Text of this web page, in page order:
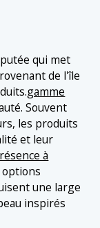
qui met
de l'île
gamme
Souvent
les produits
et leur
à
une large
inspirés